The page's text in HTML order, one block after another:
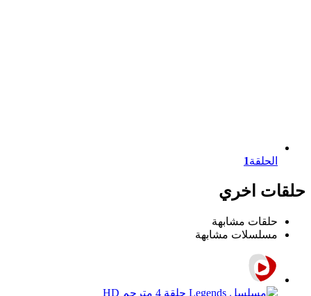
الحلقة1
حلقات اخري
حلقات مشابهة
مسلسلات مشابهة